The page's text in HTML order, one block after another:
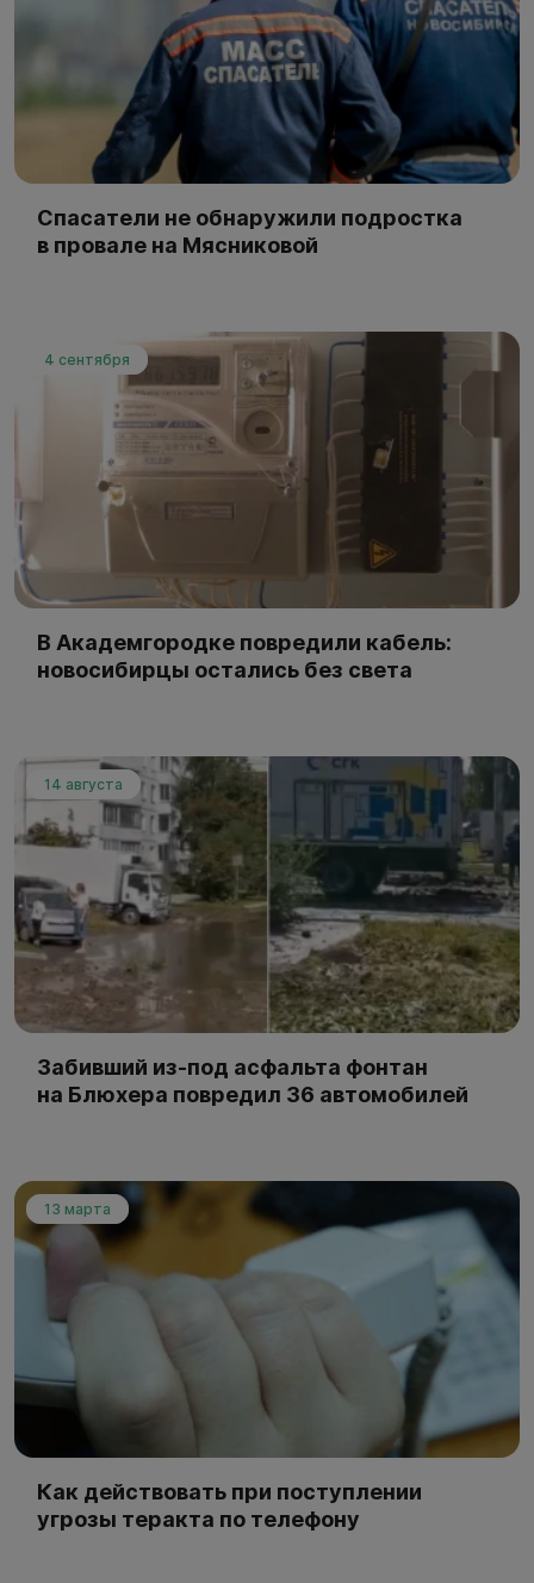
Спасатели не обнаружили подростка
в провале на Мясниковой
4 сентября
В Академгородке повредили кабель:
новосибирцы остались без света
14 августа
Забивший из-под асфальта фонтан
на Блюхера повредил 36 автомобилей
13 марта
Как действовать при поступлении
угрозы теракта по телефону